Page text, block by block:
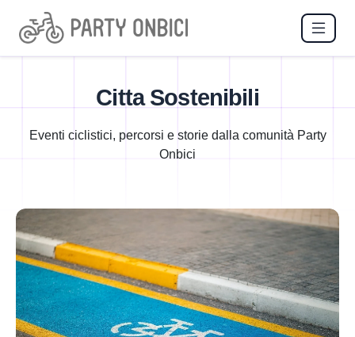
Citta Sostenibili
Eventi ciclistici, percorsi e storie dalla comunità Party
Onbici